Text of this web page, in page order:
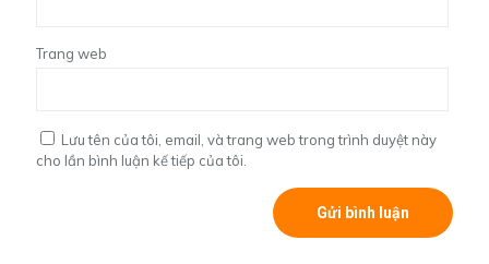
Trang web
Lưu tên của tôi, email, và trang web trong trình duyệt này
cho lần bình luận kế tiếp của tôi.